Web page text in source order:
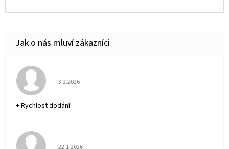
Hodnocení obchodu je 5 z 5 hvězdiček.
3.2.2026
+ Rychlost dodání.
Hodnocení obchodu je 5 z 5 hvězdiček.
22.1.2026